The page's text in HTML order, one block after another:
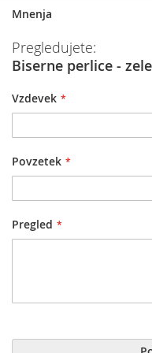
Mnenja
Pregledujete:
Biserne perlice -
Vzdevek
Povzetek
Pregled